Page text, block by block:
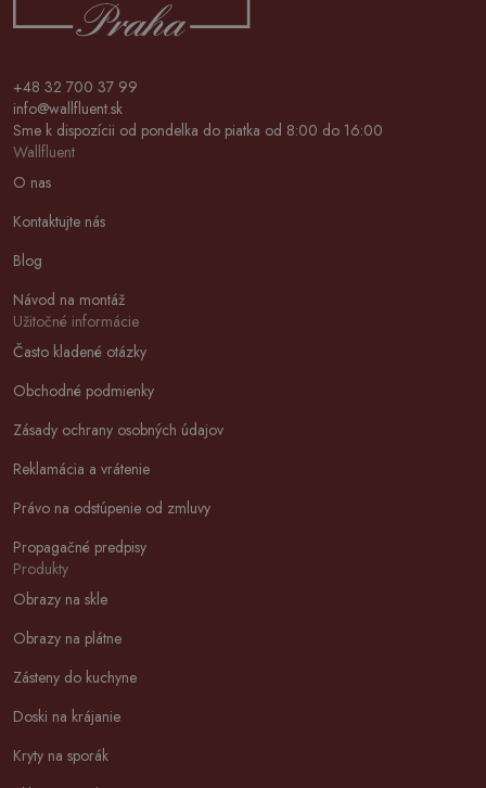
+48 32 700 37 99
info@wallfluent.sk
Sme k dispozícii od pondelka do piatka od 8:00 do 16:00
Wallfluent
O nas
Kontaktujte nás
Blog
Návod na montáž
Užitočné informácie
Často kladené otázky
Obchodné podmienky
Zásady ochrany osobných údajov
Reklamácia a vrátenie
Právo na odstúpenie od zmluvy
Propagačné predpisy
Produkty
Obrazy na skle
Obrazy na plátne
Zásteny do kuchyne
Doski na krájanie
Kryty na sporák